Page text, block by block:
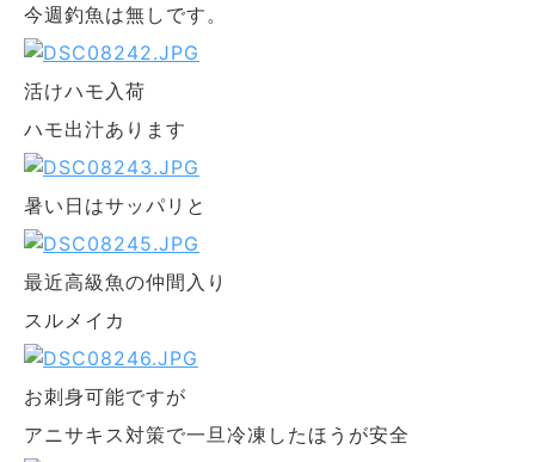
今週釣魚は無しです。
活けハモ入荷
ハモ出汁あります
暑い日はサッパリと
最近高級魚の仲間入り
スルメイカ
お刺身可能ですが
アニサキス対策で一旦冷凍したほうが安全